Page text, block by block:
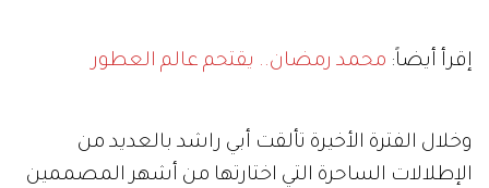
إقرأ أيضاً: محمد رمضان.. يقتحم عالم العطور
وخلال الفترة الأخيرة تألقت أبي راشد بالعديد من
الإطلالات الساحرة التي اختارتها من أشهر المصممين